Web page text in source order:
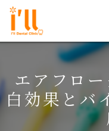
エアフロ
白効果とバ